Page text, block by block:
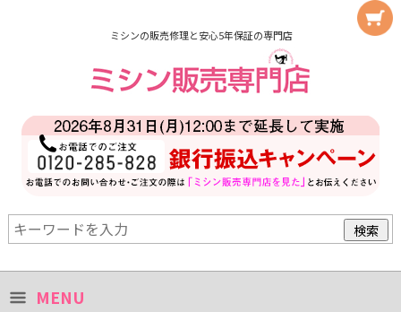
ミシンの販売修理と安心5年保証の専門店